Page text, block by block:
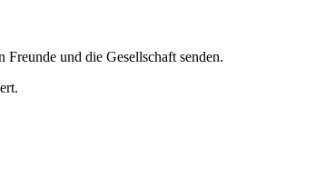
und die Gesellschaft senden.